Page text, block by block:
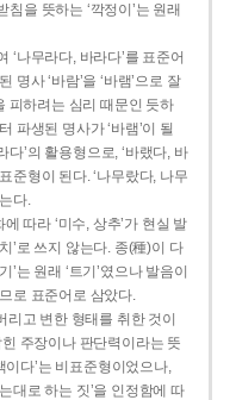
을 뜻하는 ‘깍정이’는 원래
‘나무라다, 바라다’를 표준어
명사 ‘바람’을 ‘바램’으로 잘
피하려는 심리 때문인 듯하
파생된 명사가 ‘바램’이 될
’의 활용형으로, ‘바랬다, 바
준형이 된다. ‘나무랐다, 나무
다.
따라 ‘미수, 상추’가 현실 발
’로 쓰지 않는다. 종(種)이 다
는 원래 ‘트기’였으나 발음이
로 표준어로 삼았다.
고 변한 형태를 취한 것이
주장이나 판단력이라는 뜻
이다’는 비표준형이었으나,
대로 하는 짓’을 인정함에 따